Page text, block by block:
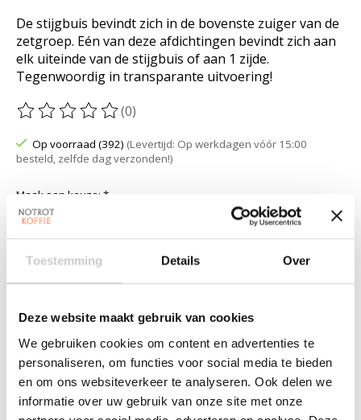
Toestemming Details Over
Deze website maakt gebruik van cookies
We gebruiken cookies om content en advertenties te
personaliseren, om functies voor social media te bieden
en om ons websiteverkeer te analyseren. Ook delen we
informatie over uw gebruik van onze site met onze
De stijgbuis bevindt zich in de bovenste zuiger van de
zetgroep. Eén van deze afdichtingen bevindt zich aan
elk uiteinde van de stijgbuis of aan 1 zijde.
Tegenwoordig in transparante uitvoering!
De beoordeling van dit product is
(0)
Op voorraad (392) (Levertijd: Op werkdagen vóór 15:00
besteld, zelfde dag verzonden!)
Maak een keuze: *
Hoeveelheid:
Toevoegen aan winkelwagen
Aan verlanglijst toevoegen
Plaats bestelling